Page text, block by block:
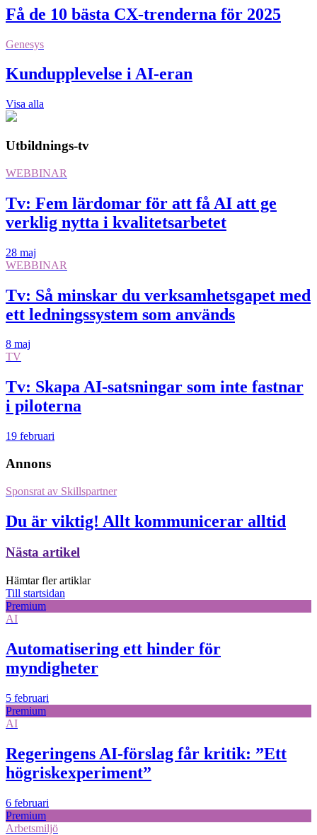
Få de 10 bästa CX-trenderna för 2025
Genesys
Kundupplevelse i AI-eran
Visa alla
Utbildnings-tv
WEBBINAR
Tv: Fem lärdomar för att få AI att ge
verklig nytta i kvalitetsarbetet
28 maj
WEBBINAR
Tv: Så minskar du verksamhetsgapet med
ett ledningssystem som används
8 maj
TV
Tv: Skapa AI-satsningar som inte fastnar
i piloterna
19 februari
Annons
Sponsrat av Skillspartner
Du är viktig! Allt kommunicerar alltid
Nästa artikel
Hämtar fler artiklar
Till startsidan
Premium
AI
Automatisering ett hinder för
myndigheter
5 februari
Premium
AI
Regeringens AI-förslag får kritik: ”Ett
högriskexperiment”
6 februari
Premium
Arbetsmiljö